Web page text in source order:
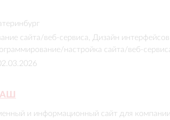
сайта/веб-сервиса, Дизайн
настройка сайта/веб-
и информационный сайт для